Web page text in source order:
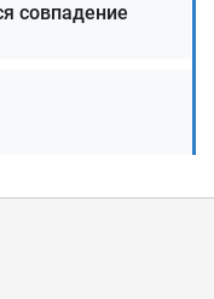
или пишите
бесплатный)
совпадение